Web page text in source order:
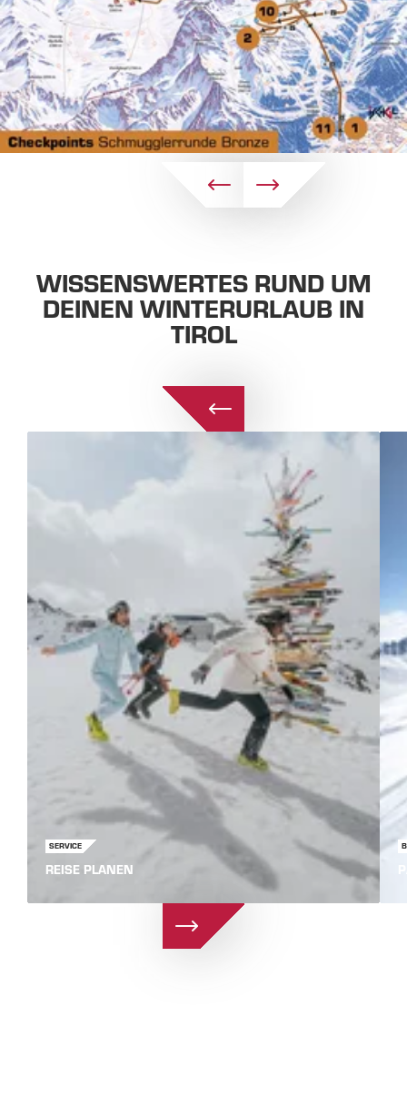
WISSENSWERTES RUND UM
DEINEN WINTERURLAUB IN
TIROL
SERVICE
REISE PLANEN